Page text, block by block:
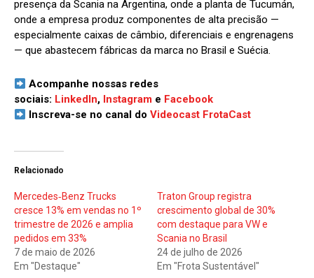
presença da Scania na Argentina, onde a planta de Tucumán,
onde a empresa produz componentes de alta precisão —
especialmente caixas de câmbio, diferenciais e engrenagens
— que abastecem fábricas da marca no Brasil e Suécia.
Acompanhe nossas redes
sociais: LinkedIn, Instagram e Facebook
Inscreva-se no canal doVideocast FrotaCast
Relacionado
Mercedes‑Benz Trucks
cresce 13% em vendas no 1º
trimestre de 2026 e amplia
pedidos em 33%
7 de maio de 2026
Em "Destaque"
Traton Group registra
crescimento global de 30%
com destaque para VW e
Scania no Brasil
24 de julho de 2026
Em "Frota Sustentável"